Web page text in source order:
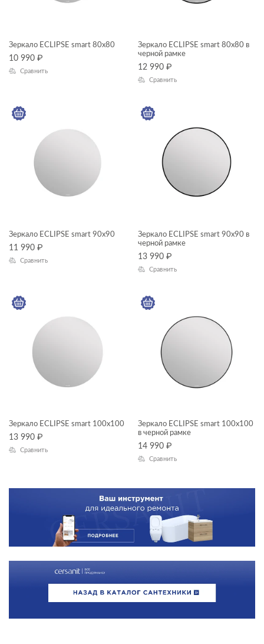
Зеркало ECLIPSE smart 80x80
10 990 ₽
Сравнить
Зеркало ECLIPSE smart 80x80 в
черной рамке
12 990 ₽
Сравнить
Зеркало ECLIPSE smart 90x90
11 990 ₽
Сравнить
Зеркало ECLIPSE smart 90x90 в
черной рамке
13 990 ₽
Сравнить
Зеркало ECLIPSE smart 100x100
13 990 ₽
Сравнить
Зеркало ECLIPSE smart 100x100
в черной рамке
14 990 ₽
Сравнить